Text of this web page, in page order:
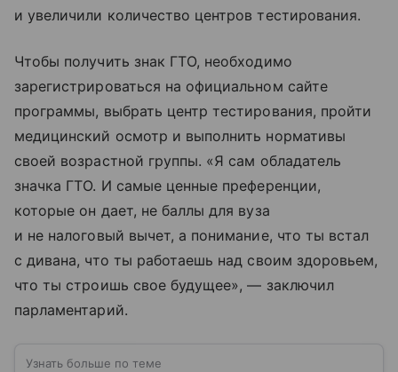
и увеличили количество центров тестирования.
Чтобы получить знак ГТО, необходимо
зарегистрироваться на официальном сайте
программы, выбрать центр тестирования, пройти
медицинский осмотр и выполнить нормативы
своей возрастной группы. «Я сам обладатель
значка ГТО. И самые ценные преференции,
которые он дает, не баллы для вуза
и не налоговый вычет, а понимание, что ты встал
с дивана, что ты работаешь над своим здоровьем,
что ты строишь свое будущее», — заключил
парламентарий.
Узнать больше по теме